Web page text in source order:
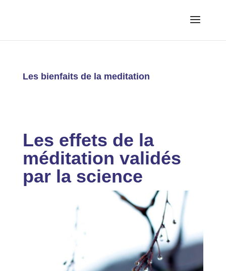
Les bienfaits de la meditation
Les effets de la
méditation validés
par la science